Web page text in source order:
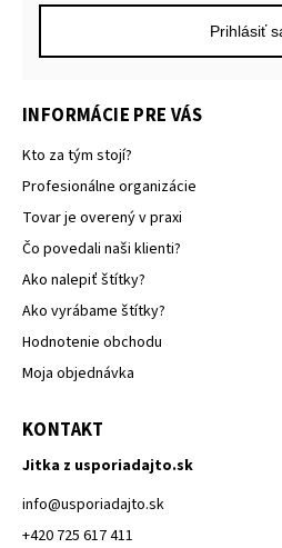
INFORMÁCIE PRE VÁS
Kto za tým stojí?
Profesionálne organizácie
Tovar je overený v praxi
Čo povedali naši klienti?
Ako nalepiť štítky?
Ako vyrábame štítky?
Hodnotenie obchodu
Moja objednávka
KONTAKT
Jitka z usporiadajto.sk
info@usporiadajto.sk
+420 725 617 411
Prihlásiť